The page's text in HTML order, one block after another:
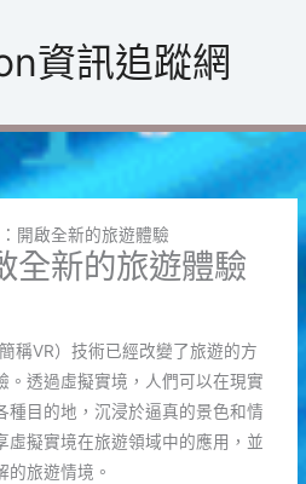
資訊追蹤網
開啟全新的旅遊體驗
全新的旅遊體驗
稱VR）技術已經改變了旅遊的方
。透過虛擬實境，人們可以在現實
種目的地，沉浸於逼真的景色和情
虛擬實境在旅遊領域中的應用，並
的旅遊情境。